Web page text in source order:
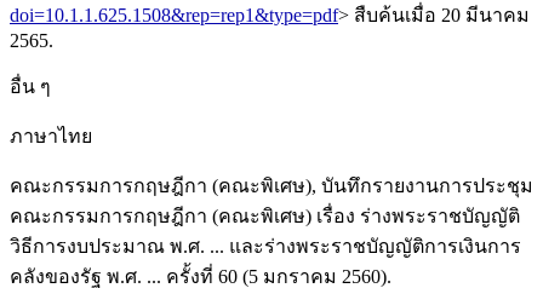
doi=10.1.1.625.1508&rep=rep1&type=pdf> สืบค้นเมื่อ 20 มีนาคม
2565.
อื่น ๆ
ภาษาไทย
คณะกรรมการกฤษฎีกา (คณะพิเศษ), บันทึกรายงานการประชุม
คณะกรรมการกฤษฎีกา (คณะพิเศษ) เรื่อง ร่างพระราชบัญญัติ
วิธีการงบประมาณ พ.ศ. ... และร่างพระราชบัญญัติการเงินการ
คลังของรัฐ พ.ศ. ... ครั้งที่ 60 (5 มกราคม 2560).